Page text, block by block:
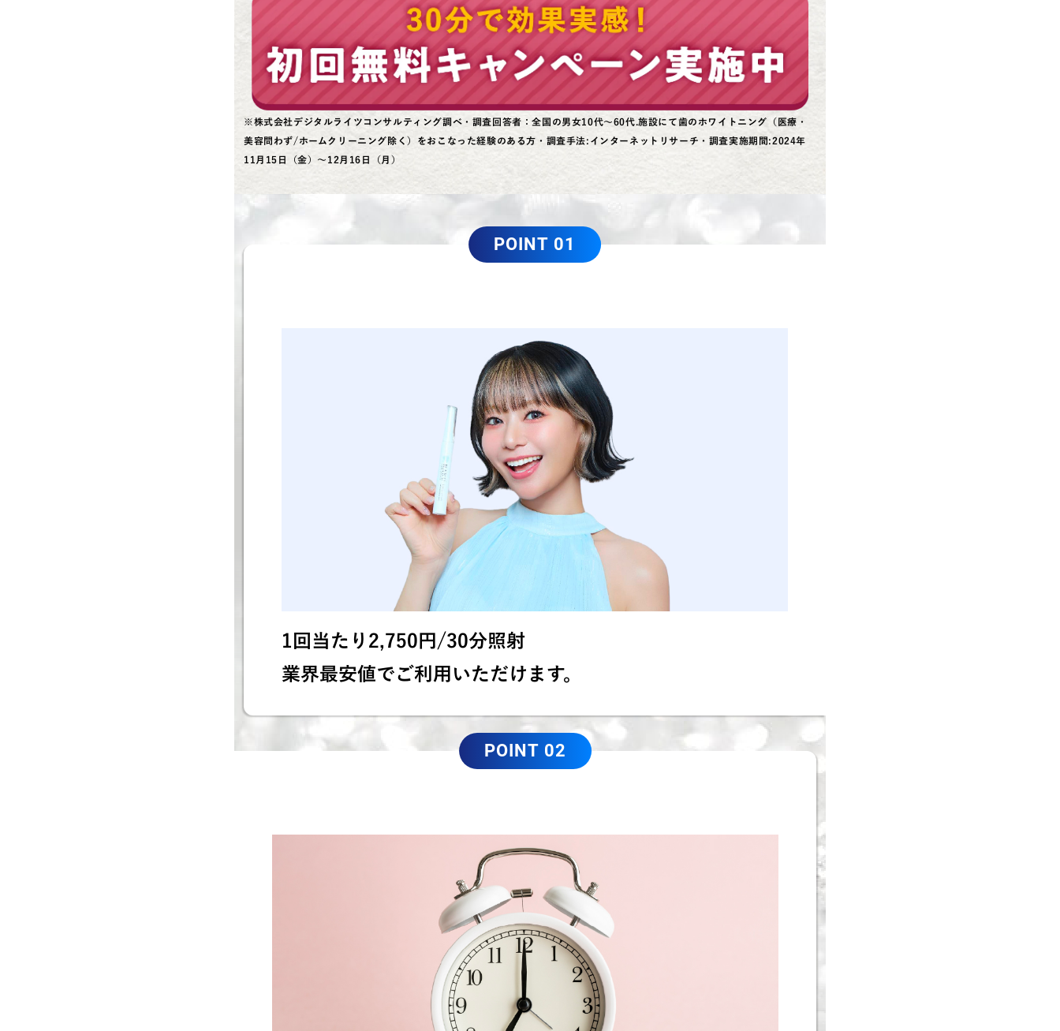
※株式会社デジタルライツコンサルティング調べ・調査回答者：全国の男女10代～60代.施設にて歯のホワイトニング（医療・
美容問わず/ホームクリーニング除く）をおこなった経験のある方・調査手法:インターネットリサーチ・調査実施期間:2024年
11月15日（金）～12月16日（月）
POINT 01
1回当たり2,750円/30分照射
業界最安値でご利用いただけます。
POINT 02